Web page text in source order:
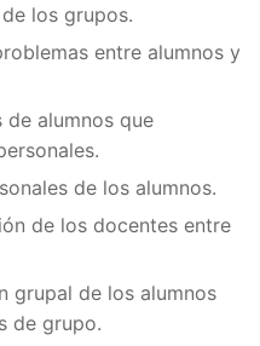
los grupos.
entre alumnos y
de alumnos que
de los alumnos.
de los docentes entre
grupal de los alumnos
de grupo.